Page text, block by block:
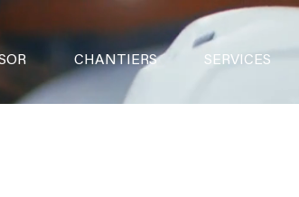
CHANTIERS SERVICES